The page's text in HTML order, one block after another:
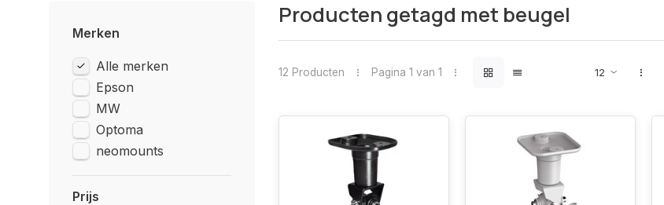
Merken
Alle merken
Epson
MW
Optoma
neomounts
Prijs
Producten getagd met beugel
12 Producten Pagina 1 van 1